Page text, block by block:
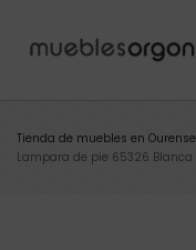
Tienda de muebles en Ourense
Lampara de pie 65326 Blanca